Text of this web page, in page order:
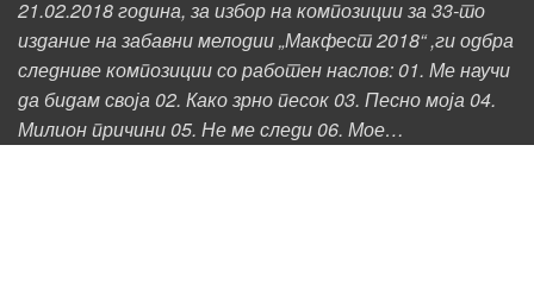
21.02.2018 година, за избор на композиции за 33-то
издание на забавни мелодии „Макфест 2018“ ,ги одбра
следниве композиции со работен наслов: 01. Ме научи
да бидам своја 02. Како зрно песок 03. Песно моја 04.
Милион причини 05. Не ме следи 06. Мое…